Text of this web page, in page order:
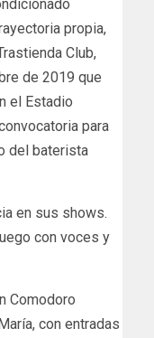
propia,
Club,
de 2019 que
el Estadio
para
del baterista
en sus shows.
con voces y
Comodoro
con entradas